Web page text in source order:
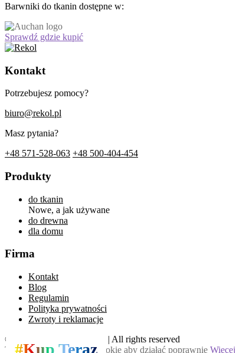
#Kup Teraz
Barwniki do tkanin dostępne w:
Sprawdź gdzie kupić
Kontakt
Potrzebujesz pomocy?
biuro@rekol.pl
Masz pytania?
+48 571-528-063 +48 500-404-454
Produkty
do tkanin
Nowe, a jak używane
do drewna
dla domu
Firma
Kontakt
Blog
Regulamin
Polityka prywatności
Zwroty i reklamacje
© TRIMNOS Sp. J. | 2026 | All rights reserved
Ta strona używa plików cookie aby działać poprawnie Więcej